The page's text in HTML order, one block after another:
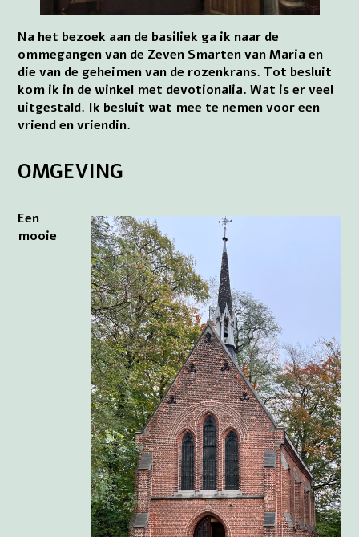
Na het bezoek aan de basiliek ga ik naar de
ommegangen van de Zeven Smarten van Maria en
die van de geheimen van de rozenkrans. Tot besluit
kom ik in de winkel met devotionalia. Wat is er veel
uitgestald. Ik besluit wat mee te nemen voor een
vriend en vriendin.
OMGEVING
Een
mooie